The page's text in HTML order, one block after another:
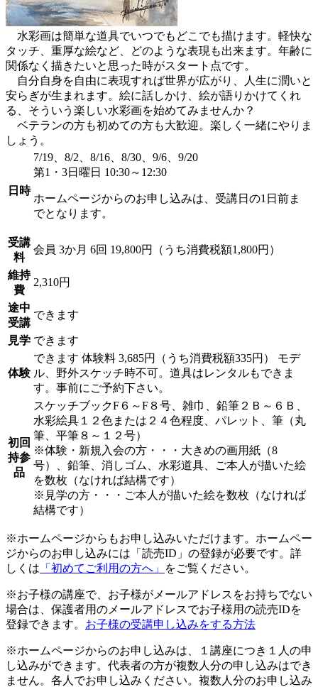
水彩画は簡単な道具でいつでもどこでも描けます。軽快な
タッチ、重厚な絵など、どのような表現も出来ます。年齢に
関係なく描きたいと思った時がスタート点です。
自分自身を自由に表現すれば世界が広がり、人生に潤いと
安らぎが生まれます。絵に話しかけ、絵が語りかけてくれ
る、そういう楽しい水彩画を始めてみませんか？
ベテランの方も初めての方も大歓迎。楽しく一緒にやりま
しょう。
日時
7/19、8/2、8/16、8/30、9/6、9/20
第1・3日曜日 10:30～12:30
ホームページからのお申し込みは、受講日の1日前ま
でとなります。
受講
料
会員 3か月 6回 19,800円（うち消費税額1,800円）
維持
費
2,310円
途中
受講
できます
見学 できます
体験
できます 体験料 3,685円（うち消費税額335円） モデ
ル、野外スケッチ時不可。道具はレンタルもできま
す。事前にご予約下さい。
初回
持参
品
スケッチブックF６～F８号、雑巾、鉛筆２Ｂ～６Ｂ、
水彩絵具１２色または２４色程度、パレット、筆（丸
筆、平筆８～１２号）
※体験・新規入会の方・・・大きめの画用紙（8
号）、鉛筆、消しゴム、水彩道具、ご本人が描いた絵
を数枚（なければ結構です）
※見学の方・・・ご本人が描いた絵を数枚（なければ
結構です）
※ホームページからもお申し込みいただけます。ホームペー
ジからのお申し込みには「読売ID」の登録が必要です。詳
しくは 「初めてご利用の方へ」 をご覧ください。
※お子様の講座で、お子様がメールアドレスをお持ちでない
場合は、保護者用のメールアドレスでお子様用の読売IDを
登録できます。 お子様の受講申し込みをする方法
※ホームページからのお申し込みは、１講座につき１人の申
し込みができます。代表者の方が複数人分の申し込みはでき
ません。各人でお申し込みください。複数人分のお申し込み